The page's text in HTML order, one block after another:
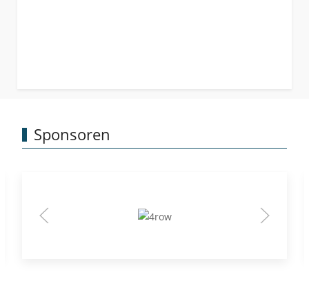
Sponsoren